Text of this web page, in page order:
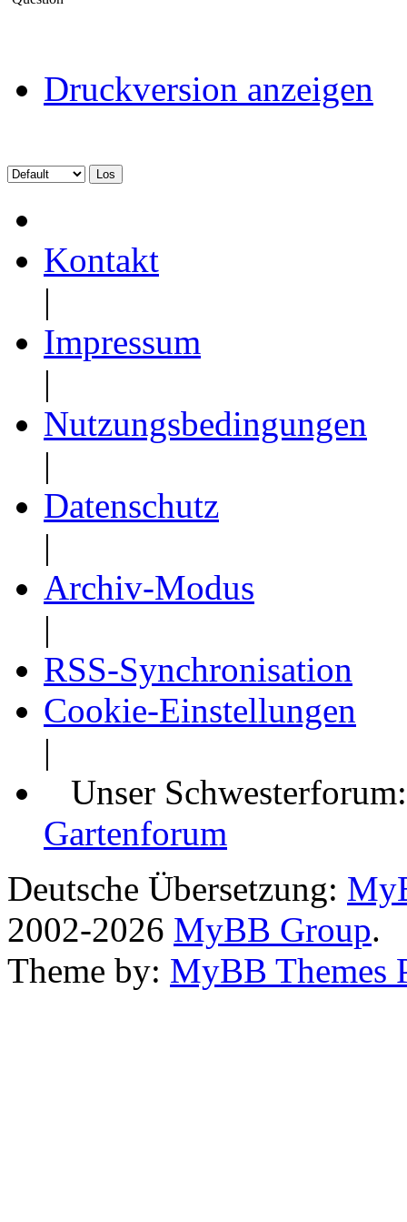
Druckversion anzeigen
Kontakt
|
Impressum
|
Nutzungsbedingungen
|
Datenschutz
|
Archiv-Modus
|
RSS-Synchronisation
Cookie-Einstellungen
|
Unser
Gartenforum
Deutsche Übersetzung:
2002-2026 MyBB Group.
Theme by: MyBB Themes